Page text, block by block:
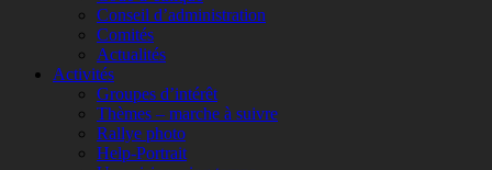
Conseil d’administration
Comités
Actualités
Activités
Groupes d’intérêt
Thèmes – marche à suivre
Rallye photo
Help-Portrait